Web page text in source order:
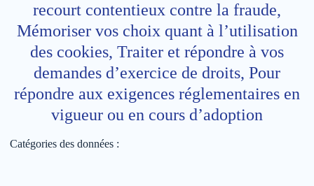
recourt contentieux contre la fraude,
Mémoriser vos choix quant à l’utilisation
des cookies, Traiter et répondre à vos
demandes d’exercice de droits, Pour
répondre aux exigences réglementaires en
vigueur ou en cours d’adoption
Catégories des données :